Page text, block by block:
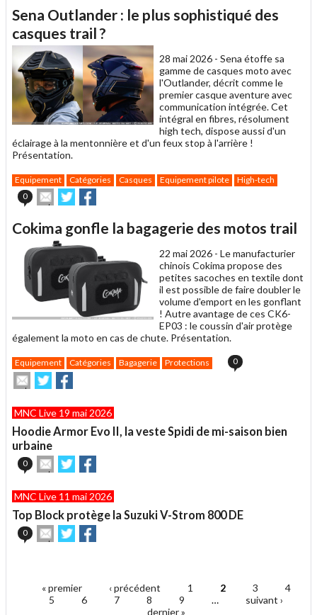
à
un
ami
Sena Outlander : le plus sophistiqué des
casques trail ?
28 mai 2026 - Sena étoffe sa
gamme de casques moto avec
l'Outlander, décrit comme le
premier casque aventure avec
communication intégrée. Cet
intégral en fibres, résolument
high tech, dispose aussi d'un
éclairage à la mentonnière et d'un feux stop à l'arrière !
Présentation.
Equipement Catégories Casques Equipement pilote
High-tech
0
Envoyer
cet
à
ami
Partager
sur sur
Cokima gonfle la bagagerie des motos trail
22 mai 2026 - Le manufacturier
chinois Cokima propose des
petites sacoches en textile dont
il est possible de faire doubler le
volume d'emport en les gonflant
! Autre avantage de ces CK6-
EP03 : le coussin d'air protège
également la moto en cas de chute. Présentation.
Equipement Catégories Bagagerie Protections 0
Envoyer
cet
à
un
ami
Partager
sur
sur
MNC Live 19 mai 2026
Hoodie Armor Evo II, la veste Spidi de mi-saison bien
urbaine
0
Envoyer
cet
à
un
ami
Partager
sur sur
MNC Live 11 mai 2026
Top Block protège la Suzuki V-Strom 800 DE
0
Envoyer
cet
ami
Partager
sur sur
Pages« premier ‹ précédent 1 2 3
4
5
6 7 8 9 …
suivant ›
dernier »